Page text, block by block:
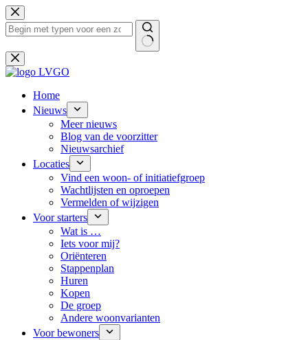
Ga
naar
de
Geen
resultaten
Home
Nieuws
Meer nieuws
Blog van de voorzitter
Nieuwsarchief
Locaties
Vind een woon- of initiatiefgroep
Wachtlijsten en oproepen
Vermelden of wijzigen
Voor starters
Wat is …
Iets voor mij?
Oriënteren
Stappenplan
Huren
Kopen
De groep
Andere woonvarianten
Voor bewoners